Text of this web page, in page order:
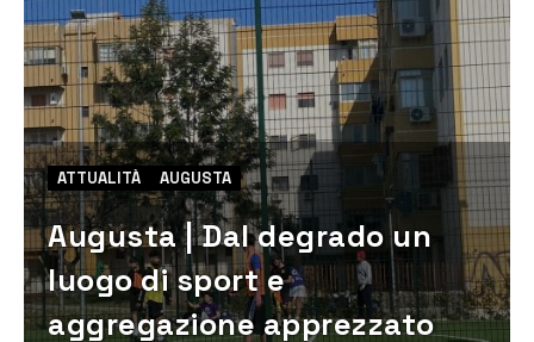
ATTUALITÀ AUGUSTA
Augusta | Dal degrado un
luogo di sport e
aggregazione apprezzato